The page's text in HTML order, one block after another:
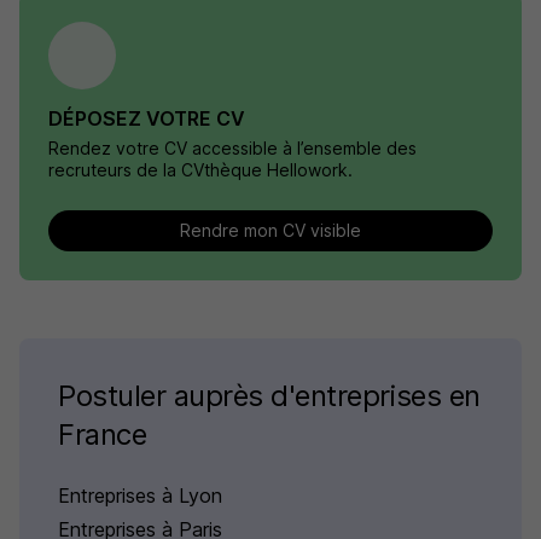
DÉPOSEZ VOTRE CV
Rendez votre CV accessible à l’ensemble des
recruteurs de la CVthèque Hellowork.
Rendre mon CV visible
Postuler auprès d'entreprises en
France
Entreprises à Lyon
Entreprises à Paris